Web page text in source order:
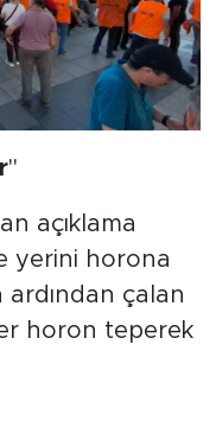
''
açıklama
yerini horona
ardından çalan
horon teperek